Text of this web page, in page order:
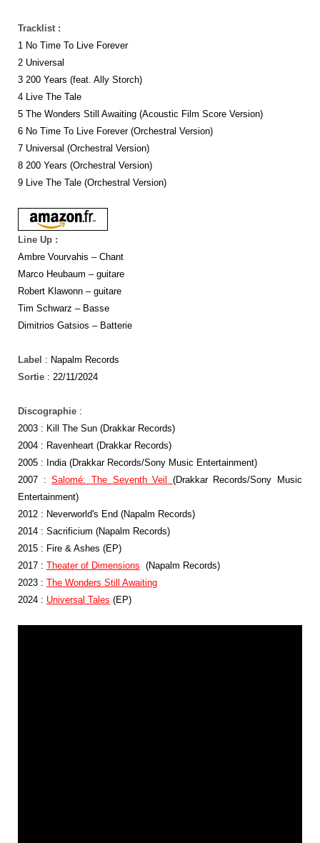
Tracklist :
1 No Time To Live Forever
2 Universal
3 200 Years (feat. Ally Storch)
4 Live The Tale
5 The Wonders Still Awaiting (Acoustic Film Score Version)
6 No Time To Live Forever (Orchestral Version)
7 Universal (Orchestral Version)
8 200 Years (Orchestral Version)
9 Live The Tale (Orchestral Version)
Line Up :
Ambre Vourvahis – Chant
Marco Heubaum – guitare
Robert Klawonn – guitare
Tim Schwarz – Basse
Dimitrios Gatsios – Batterie
Label : Napalm Records
Sortie : 22/11/2024
Discographie :
2003 : Kill The Sun (Drakkar Records)
2004 : Ravenheart (Drakkar Records)
2005 : India (Drakkar Records/Sony Music Entertainment)
2007 :Salomé: The Seventh Veil (Drakkar Records/Sony Music
Entertainment)
2012 : Neverworld's End (Napalm Records)
2014 : Sacrificium (Napalm Records)
2015 : Fire & Ashes (EP)
2017 : Theater of Dimensions (Napalm Records)
2023 : The Wonders Still Awaiting
2024 : Universal Tales (EP)